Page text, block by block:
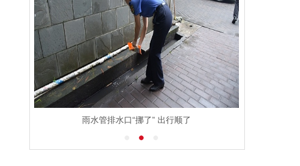
雨水管排水口“挪了” 出行顺了